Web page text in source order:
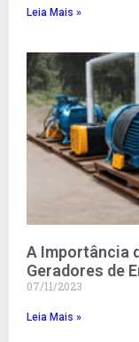
Leia Mais »
A Importância
Geradores de
07/11/2023
Leia Mais »